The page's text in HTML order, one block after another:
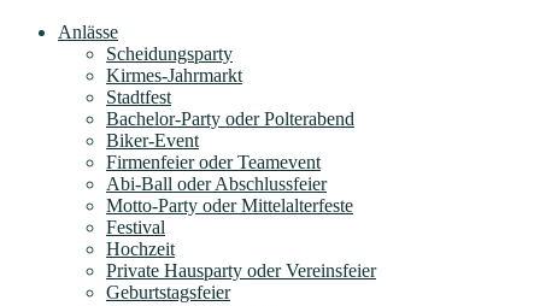
Anlässe
Scheidungsparty
Kirmes-Jahrmarkt
Stadtfest
Bachelor-Party oder Polterabend
Biker-Event
Firmenfeier oder Teamevent
Abi-Ball oder Abschlussfeier
Motto-Party oder Mittelalterfeste
Festival
Hochzeit
Private Hausparty oder Vereinsfeier
Geburtstagsfeier